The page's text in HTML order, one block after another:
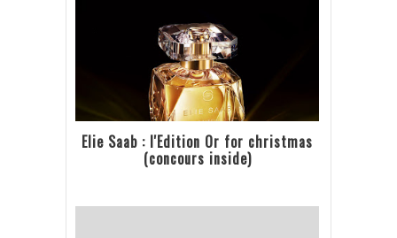
Elie Saab : l'Edition Or for christmas
(concours inside)